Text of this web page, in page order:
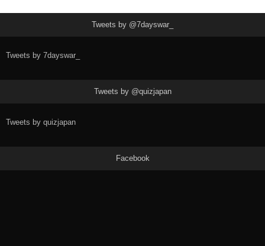
Tweets by @7dayswar_
Tweets by 7dayswar_
Tweets by @quizjapan
Tweets by quizjapan
Facebook